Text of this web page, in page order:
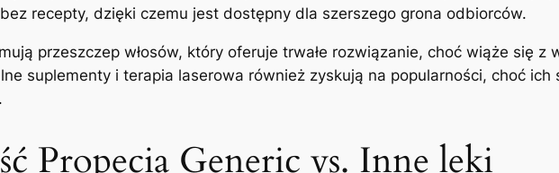
recepty, dzięki czemu jest dostępny dla szerszego grona odbiorców.
przeszczep włosów, który oferuje trwałe rozwiązanie, choć wiąże się z
suplementy i terapia laserowa również zyskują na popularności, choć
Propecia Generic vs. Inne leki